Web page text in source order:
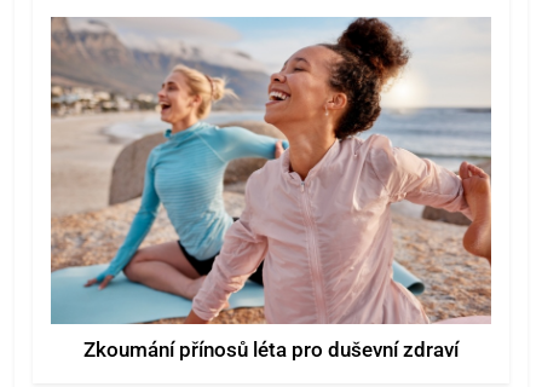
Zkoumání přínosů léta pro duševní zdraví